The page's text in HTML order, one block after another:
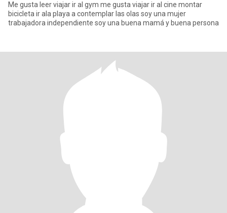
Me gusta leer viajar ir al gym me gusta viajar ir al cine montar
bicicleta ir ala playa a contemplar las olas soy una mujer
trabajadora independiente soy una buena mamá y buena persona